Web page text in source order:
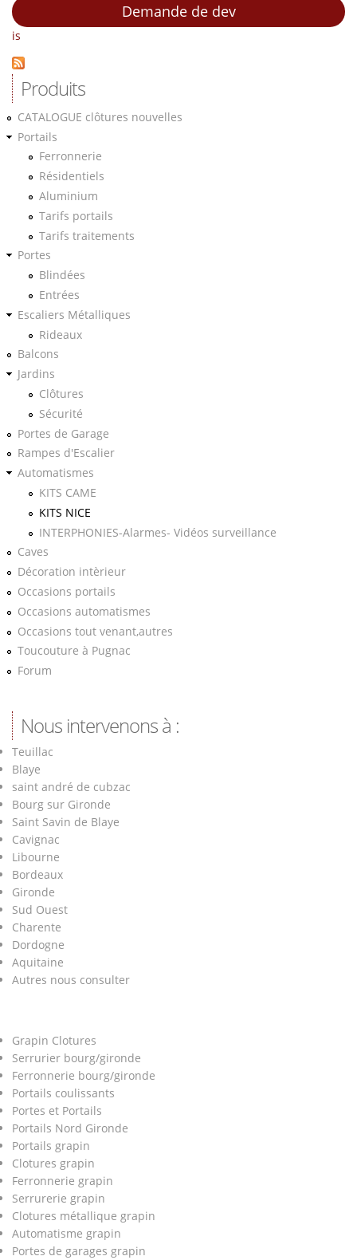
Demande de dev
is
Produits
CATALOGUE clôtures nouvelles
Portails
Ferronnerie
Résidentiels
Aluminium
Tarifs portails
Tarifs traitements
Portes
Blindées
Entrées
Escaliers Métalliques
Rideaux
Balcons
Jardins
Clôtures
Sécurité
Portes de Garage
Rampes d'Escalier
Automatismes
KITS CAME
KITS NICE
INTERPHONIES-Alarmes- Vidéos surveillance
Caves
Décoration intèrieur
Occasions portails
Occasions automatismes
Occasions tout venant,autres
Toucouture à Pugnac
Forum
Nous intervenons à :
Teuillac
Blaye
saint andré de cubzac
Bourg sur Gironde
Saint Savin de Blaye
Cavignac
Libourne
Bordeaux
Gironde
Sud Ouest
Charente
Dordogne
Aquitaine
Autres nous consulter
Grapin Clotures
Serrurier bourg/gironde
Ferronnerie bourg/gironde
Portails coulissants
Portes et Portails
Portails Nord Gironde
Portails grapin
Clotures grapin
Ferronnerie grapin
Serrurerie grapin
Clotures métallique grapin
Automatisme grapin
Portes de garages grapin